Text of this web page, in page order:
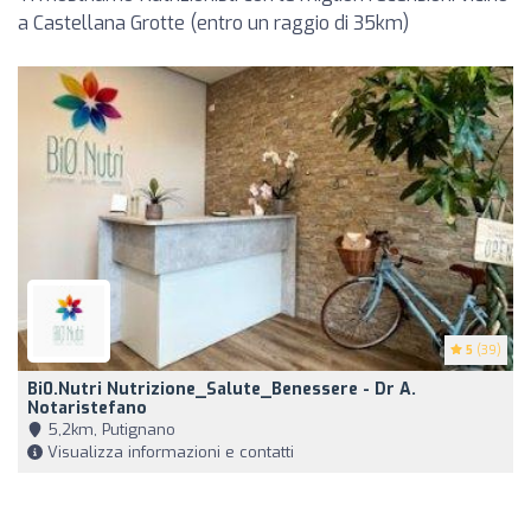
a Castellana Grotte (entro un raggio di 35km)
5 (39)
Bi0.Nutri Nutrizione_Salute_Benessere - Dr A.
Notaristefano
5,2km, Putignano
Visualizza informazioni e contatti